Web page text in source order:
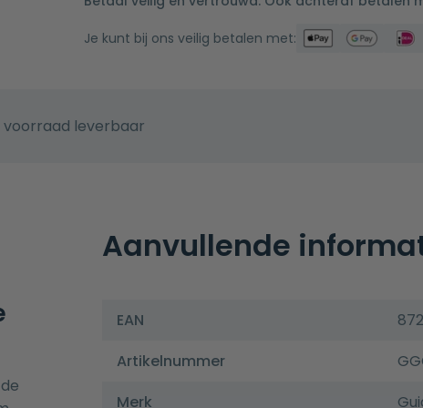
Je kunt bij ons veilig betalen met:
voorraad leverbaar
Aanvullende
EAN
Artikelnummer
Merk